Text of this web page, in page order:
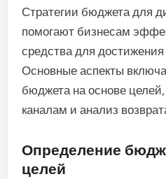
Стратегии бюджета для
помогают бизнесам
средства для
Основные аспекты
бюджета на основе
каналам и анализ
Определение
целей